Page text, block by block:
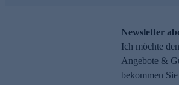
Newsletter
Ich möchte
Angebote &
bekommen